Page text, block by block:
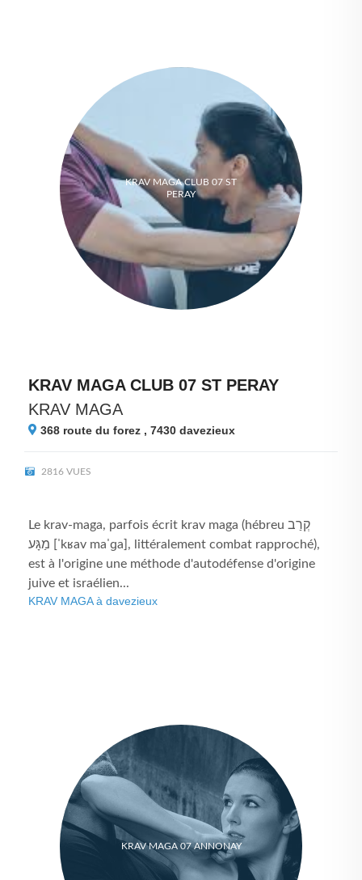
KRAV MAGA CLUB 07 ST
PERAY
KRAV MAGA CLUB 07 ST PERAY
KRAV MAGA
368 route du forez , 7430 davezieux
2816 VUES
Le krav-maga, parfois écrit krav maga (hébreu קְרַב
מַגָּע [ˈkʁav maˈɡa], littéralement combat rapproché),
est à l'origine une méthode d'autodéfense d'origine
juive et israélien...
KRAV MAGA à davezieux
KRAV MAGA 07 ANNONAY